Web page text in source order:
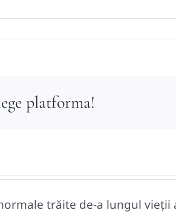
platforma!
trăite de-a lungul vieții